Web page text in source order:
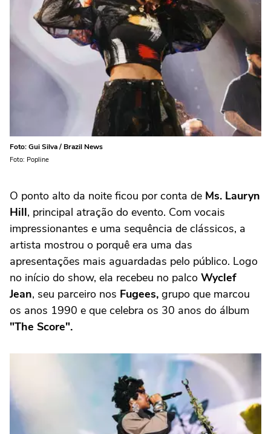
Foto: Gui Silva / Brazil News
Foto: Popline
O ponto alto da noite ficou por conta de Ms. Lauryn
Hill, principal atração do evento. Com vocais
impressionantes e uma sequência de clássicos, a
artista mostrou o porquê era uma das
apresentações mais aguardadas pelo público. Logo
no início do show, ela recebeu no palco Wyclef
Jean, seu parceiro nos Fugees, grupo que marcou
os anos 1990 e que celebra os 30 anos do álbum
"The Score".